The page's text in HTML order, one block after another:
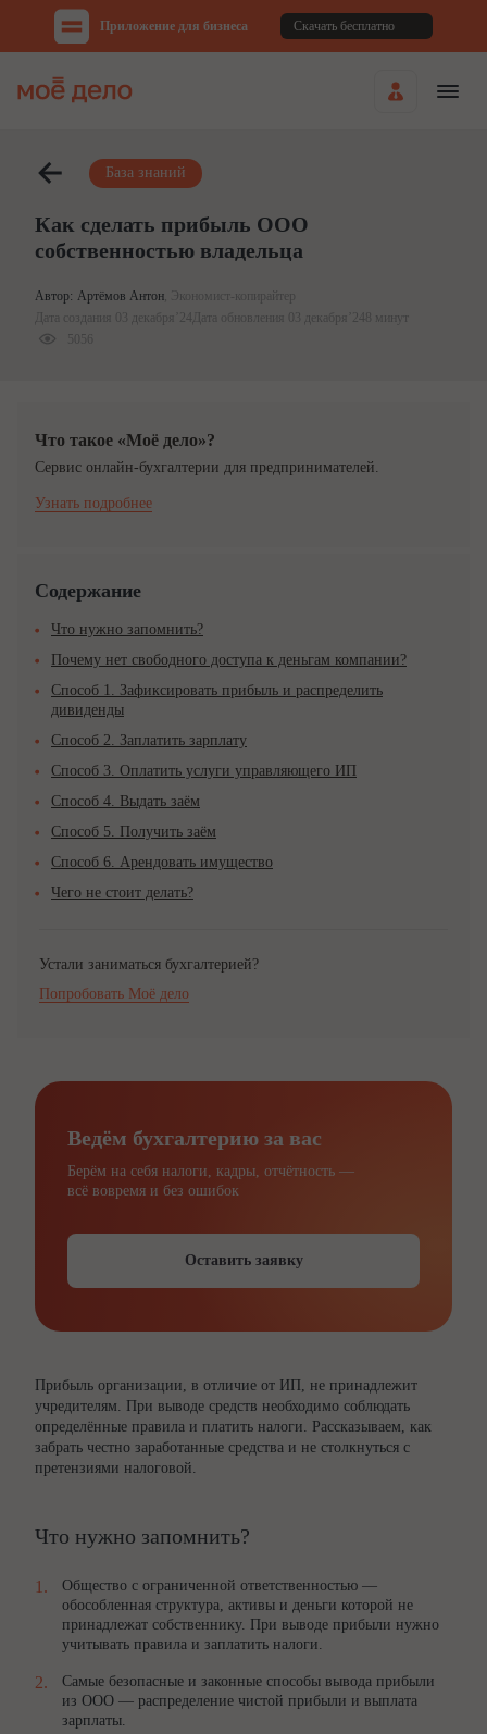
Приложение для бизнеса Скачать бесплатно
База знаний
Как сделать прибыль ООО
собственностью владельца
Автор: Артёмов Антон,
Экономист-копирайтер
Дата создания 03 декабря’24
Дата обновления 03 декабря’24
8 минут
5056
Что такое «Моё дело»?
Cервис онлайн-бухгалтерии для предпринимателей.
Узнать подробнее
Содержание
Что нужно запомнить?
Почему нет свободного доступа к деньгам компании?
Способ 1. Зафиксировать прибыль и распределить
дивиденды
Способ 2. Заплатить зарплату
Способ 3. Оплатить услуги управляющего ИП
Способ 4. Выдать заём
Способ 5. Получить заём
Способ 6. Арендовать имущество
Чего не стоит делать?
Устали заниматься бухгалтерией?
Попробовать Моё дело
Ведём бухгалтерию за вас
Берём на себя налоги, кадры, отчётность —
всё вовремя и без ошибок
Оставить заявку
Прибыль организации, в отличие от ИП, не принадлежит
учредителям. При выводе средств необходимо соблюдать
определённые правила и платить налоги. Рассказываем, как
забрать честно заработанные средства и не столкнуться с
претензиями налоговой.
Что нужно запомнить?
Общество с ограниченной ответственностью —
обособленная структура, активы и деньги которой не
принадлежат собственнику. При выводе прибыли нужно
учитывать правила и заплатить налоги.
Самые безопасные и законные способы вывода прибыли
из ООО — распределение чистой прибыли и выплата
зарплаты.